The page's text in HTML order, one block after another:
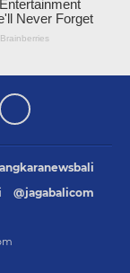
@jagabalicom